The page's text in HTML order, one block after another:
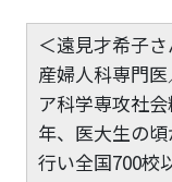
＜遠見才希子さ
産婦人科専門
ア科学専攻社
年、医大生の
行い全国700校